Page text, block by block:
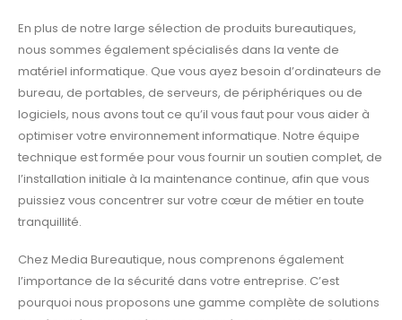
En plus de notre large sélection de produits bureautiques,
nous sommes également spécialisés dans la vente de
matériel informatique. Que vous ayez besoin d’ordinateurs de
bureau, de portables, de serveurs, de périphériques ou de
logiciels, nous avons tout ce qu’il vous faut pour vous aider à
optimiser votre environnement informatique. Notre équipe
technique est formée pour vous fournir un soutien complet, de
l’installation initiale à la maintenance continue, afin que vous
puissiez vous concentrer sur votre cœur de métier en toute
tranquillité.
Chez Media Bureautique, nous comprenons également
l’importance de la sécurité dans votre entreprise. C’est
pourquoi nous proposons une gamme complète de solutions